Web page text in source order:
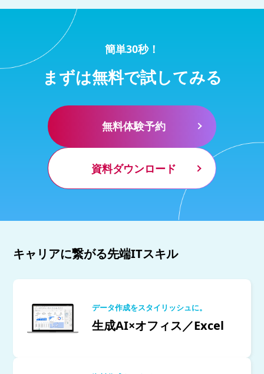
簡単30秒！
まずは無料で試してみる
無料体験予約
資料ダウンロード
キャリアに繋がる先端ITスキル
データ作成をスタイリッシュに。
生成AI×オフィス／Excel